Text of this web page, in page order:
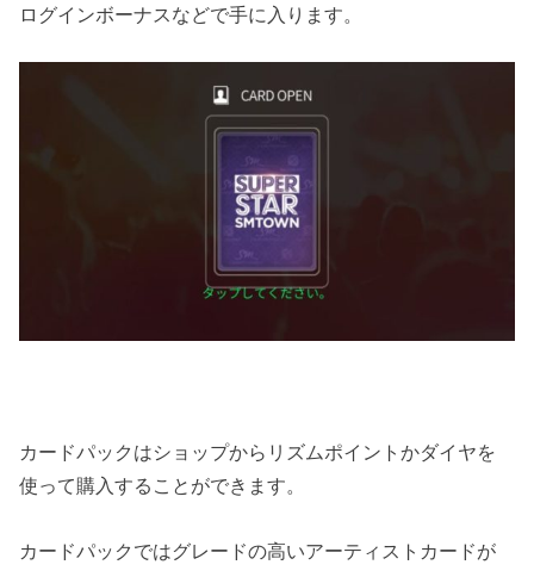
ログインボーナスなどで手に入ります。
カードパックはショップからリズムポイントかダイヤを
使って購入することができます。
カードパックではグレードの高いアーティストカードが